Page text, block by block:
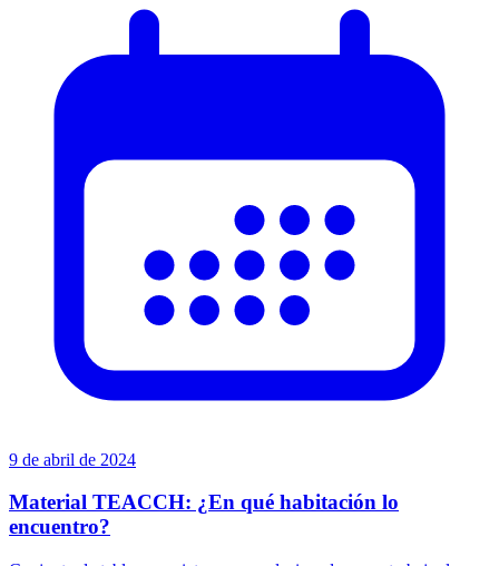
9 de abril de 2024
Material TEACCH: ¿En qué habitación lo
encuentro?